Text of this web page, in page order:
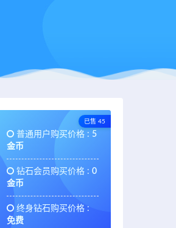
已售 45
普通用户购买价格 : 5
金币
钻石会员购买价格 : 0
金币
终身钻石购买价格 :
免费